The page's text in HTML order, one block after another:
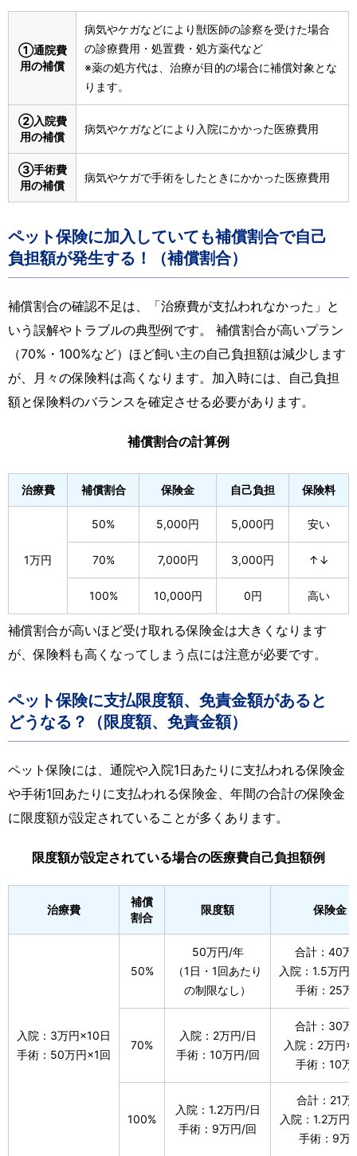
①通院費
用の補償
病気やケガなどにより獣医師の診察を受けた場合
の診療費用・処置費・処方薬代など
※薬の処方代は、治療が目的の場合に補償対象とな
ります。
②入院費
用の補償
病気やケガなどにより入院にかかった医療費用
③手術費
用の補償
病気やケガで手術をしたときにかかった医療費用
ペット保険に加入していても補償割合で自己
負担額が発生する！（補償割合）
補償割合の確認不足は、「治療費が支払われなかった」と
いう誤解やトラブルの典型例です。 補償割合が高いプラン
（70%・100%など）ほど飼い主の自己負担額は減少します
が、月々の保険料は高くなります。加入時には、自己負担
額と保険料のバランスを確定させる必要があります。
補償割合の計算例
治療費 補償割合 保険金 自己負担 保険料
1万円
50% 5,000円 5,000円 安い
70% 7,000円 3,000円 ↑↓
100% 10,000円 0円 高い
補償割合が高いほど受け取れる保険金は大きくなります
が、保険料も高くなってしまう点には注意が必要です。
ペット保険に支払限度額、免責金額があると
どうなる？（限度額、免責金額）
ペット保険には、通院や入院1日あたりに支払われる保険金
や手術1回あたりに支払われる保険金、年間の合計の保険金
に限度額が設定されていることが多くあります。
限度額が設定されている場合の医療費自己負担額例
治療費
補償
割合
限度額 保険金
入院：3万円×10日
手術：50万円×1回
50%
50万円/年
（1日・1回あたり
の制限なし）
合計：40万
入院：1.5万円
手術：25万
70%
入院：2万円/日
手術：10万円/回
合計：30万
入院：2万円
手術：10万
100%
入院：1.2万円/日
手術：9万円/回
合計：21万
入院：1.2万円
手術：9万